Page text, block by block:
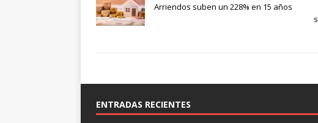
Arriendos suben un 228% en 15 años
ENTRADAS RECIENTES